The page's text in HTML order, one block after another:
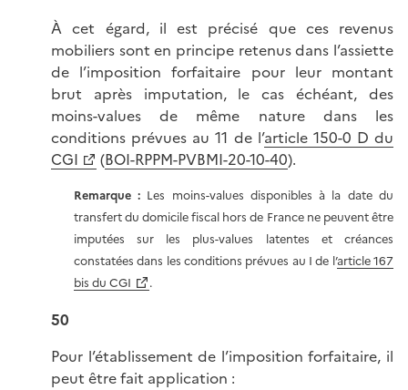
À cet égard, il est précisé que ces revenus
mobiliers sont en principe retenus dans l’assiette
de l’imposition forfaitaire pour leur montant
brut après imputation, le cas échéant, des
moins-values de même nature dans les
conditions prévues au 11 de l’article 150-0 D du
CGI
(BOI-RPPM-PVBMI-20-10-40).
Remarque : Les moins-values disponibles à la date du
transfert du domicile fiscal hors de France ne peuvent être
imputées sur les plus-values latentes et créances
constatées dans les conditions prévues au I de l’article 167
bis du CGI
.
50
Pour l’établissement de l’imposition forfaitaire, il
peut être fait application :